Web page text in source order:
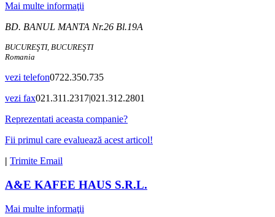
Mai multe informaţii
BD. BANUL MANTA Nr.26 Bl.19A
BUCUREŞTI, BUCUREŞTI
Romania
vezi telefon0722.350.735
vezi fax021.311.2317|021.312.2801
Reprezentati aceasta companie?
Fii primul care evaluează acest articol!
| Trimite Email
A&E KAFEE HAUS S.R.L.
Mai multe informaţii